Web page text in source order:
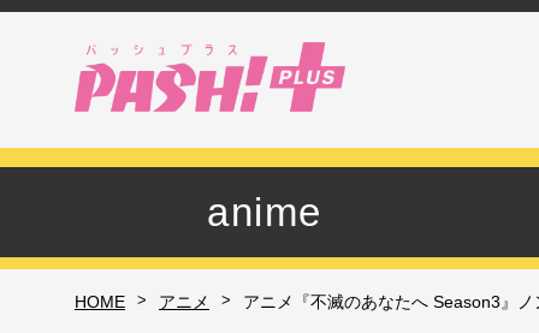
anime
HOME > アニメ > アニメ『不滅のあなたへ Season3』